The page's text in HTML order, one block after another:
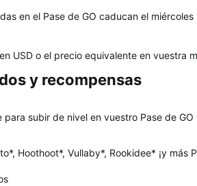
en el Pase de GO caducan el
USD o el precio equivalente en vuestra
y recompensas​
subir de nivel en vuestro Pase de
Hoothoot*, Vullaby*, Rookidee* ¡y más